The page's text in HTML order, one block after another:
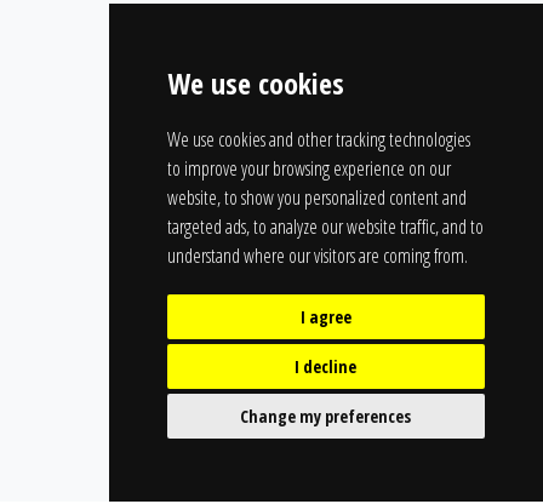
We use cookies
We use cookies and other tracking technologies
to improve your browsing experience on our
website, to show you personalized content and
targeted ads, to analyze our website traffic, and to
understand where our visitors are coming from.
I agree
I decline
Change my preferences